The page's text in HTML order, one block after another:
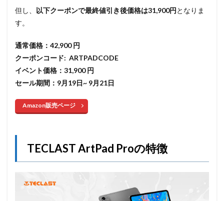
但し、 以下クーポンで最終値引き後価格は31,900円となりま
す。
通常価格：42,900 円
クーポンコード: ARTPADCODE
イベント価格：31,900 円
セール期間：9月19日~ 9月21日
Amazon販売ページ
TECLAST ArtPad Proの特徴